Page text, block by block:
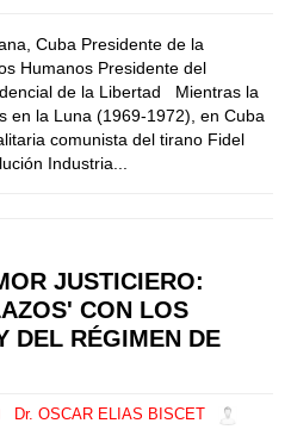
Cuba Presidente de la
Humanos Presidente del
de la Libertad Mientras la
en la Luna (1969-1972), en Cuba
comunista del tirano Fidel
Industria...
JUSTICIERO:
CON LOS
DEL RÉGIMEN DE
Dr. OSCAR ELIAS BISCET